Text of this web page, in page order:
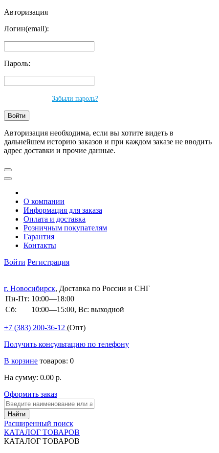
Авторизация
Логин(email):
Пароль:
Забыли пароль?
Авторизация необходима, если вы хотите видеть в
дальнейшем историю заказов и при каждом заказе не вводить
адрес доставки и прочие данные.
О компании
Информация для заказа
Оплата и доставка
Розничным покупателям
Гарантия
Контакты
Войти Регистрация
г. Новосибирск, Доставка по России и СНГ
Пн-Пт: 10:00—18:00
Сб:
10:00—15:00, Вс: выходной
+7 (383) 200-36-12 (Опт)
Получить консультацию по телефону
В корзине товаров: 0
На сумму: 0.00 р.
Оформить заказ
Расширенный поиск
КАТАЛОГ ТОВАРОВ
КАТАЛОГ ТОВАРОВ